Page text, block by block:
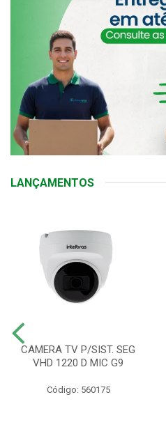
LANÇAMENTOS
CAMERA TV P/SIST. SEG
VHD 1220 D MIC G9
Código: 560175